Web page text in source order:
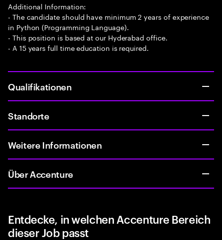
Additional Information:
- The candidate should have minimum 2 years of experience
in Python (Programming Language).
- This position is based at our Hyderabad office.
- A 15 years full time education is required.
Qualifikationen
Standorte
Weitere Informationen
Über Accenture
Entdecke, in welchen Accenture Bereich
dieser Job passt